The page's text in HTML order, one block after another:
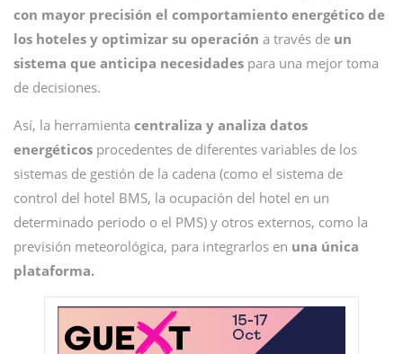
con mayor precisión el comportamiento energético de
los hoteles y optimizar su operación a través de un
sistema que anticipa necesidades para una mejor toma
de decisiones.
Así, la herramienta centraliza y analiza datos
energéticos procedentes de diferentes variables de los
sistemas de gestión de la cadena (como el sistema de
control del hotel BMS, la ocupación del hotel en un
determinado periodo o el PMS) y otros externos, como la
previsión meteorológica, para integrarlos en una única
plataforma.